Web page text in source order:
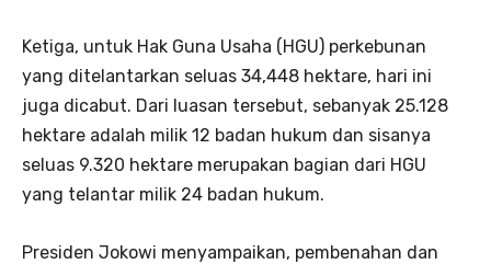
Ketiga, untuk Hak Guna Usaha (HGU) perkebunan
yang ditelantarkan seluas 34,448 hektare, hari ini
juga dicabut. Dari luasan tersebut, sebanyak 25.128
hektare adalah milik 12 badan hukum dan sisanya
seluas 9.320 hektare merupakan bagian dari HGU
yang telantar milik 24 badan hukum.
Presiden Jokowi menyampaikan, pembenahan dan